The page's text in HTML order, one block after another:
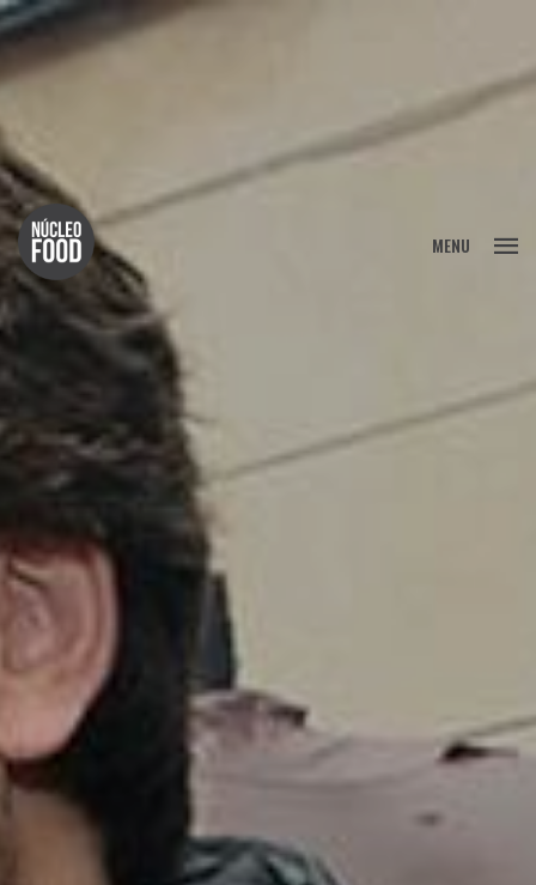
FECHAR
MENU